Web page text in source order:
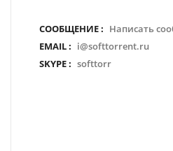
СООБЩЕНИЕ : Написать
EMAIL : i@softtorrent.ru
SKYPE : softtorr